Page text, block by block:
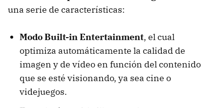
una serie de características:
Modo Built-in Entertainment, el cual
optimiza automáticamente la calidad de
imagen y de vídeo en función del contenido
que se esté visionando, ya sea cine o
videjuegos.